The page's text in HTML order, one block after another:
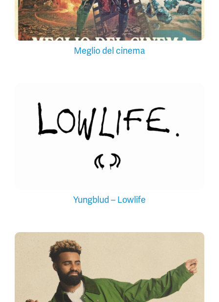
Meglio del cinema
Yungblud – Lowlife